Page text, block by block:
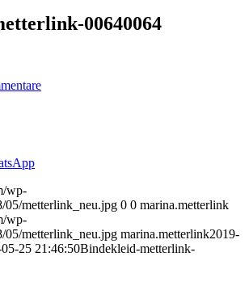
00640064
wp-
05/metterlink_neu.jpg 0 0 marina.metterlink
wp-
05/metterlink_neu.jpg marina.metterlink2019-
25 21:46:50Bindekleid-metterlink-